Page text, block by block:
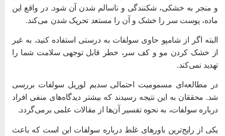
منجر به خشکی، شکنندگی و ناسالم شدن آن شود. در واقع این
پوست سر را خشک و آن را مستعد تحریک شدن می‌کند.
اگر از شامپو حاوی سولفات به درستی استفاده کنید، به غیر
خشک کردن مو و کف سر، خطر قابل توجهی سلامت شما را
نمی‌کند.
مطالعه‌ای مسمومیت احتمالی سدیم لوریل سولفات بررسی
محققان به این نتیجه رسیدند که بیشتر دیدگاه‌های منفی افراد
سولفات، به نحوه تفسیر آن‌ها از مقالات علمی برمی‌گردد.
از رایج‌ترین باورهای غلط درباره سولفات این است که باعث